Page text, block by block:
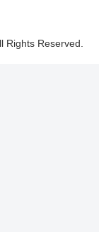
Rights Reserved.